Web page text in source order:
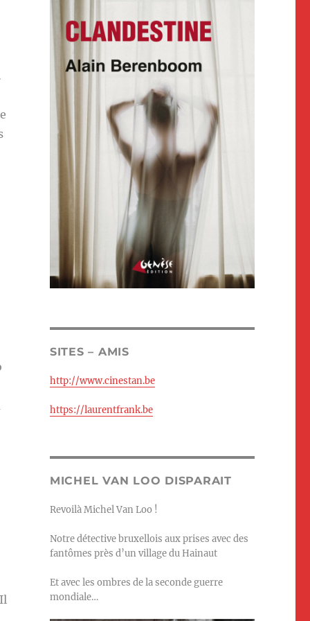
SITES – AMIS
http://www.cinestan.be
https://laurentfrank.be
MICHEL VAN LOO DISPARAIT
Revoilà Michel Van Loo !
Notre détective bruxellois aux prises avec des
fantômes près d’un village du Hainaut
Et avec les ombres de la seconde guerre
mondiale…